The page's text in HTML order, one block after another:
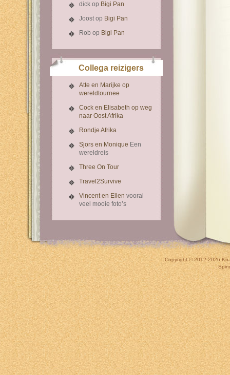
dick op Bigi Pan
Joostop Bigi Pan
Rob op Bigi Pan
Collega reizigers
Atte en Marijke op
wereldtournee
Cock en Elisabeth op weg
naar Oost Afrika
Rondje Afrika
Sjors en Monique Een
wereldreis
Three On Tour
Travel2Survive
Vincent en Ellen vooral
veel mooie foto’s
Copyright © 2012-2026